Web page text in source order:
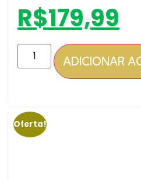
Oferta!
R$179,99
ADICIONAR